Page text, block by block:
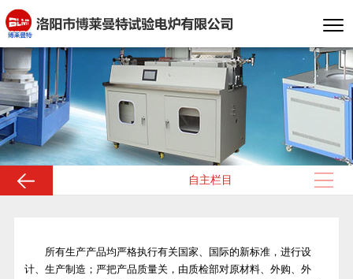
售后支持
自主栏目
所有生产产品均严格执行有关国家、国际的新标准，进行设
计、生产制造；严把产品质量关，由质检部对原材料、外购、外